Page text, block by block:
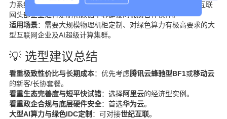
力系统，打造了多个“源网荷储”一体化的近零碳智算中心，是互联
网头部企业进行定制化数据中心建设的优质合作伙伴。
适用场景：需要大规模物理机柜定制、对绿色算力有极高要求的大
型互联网企业及AI超级计算集群。
💡 选型建议总结
看重极致性价比与长期成本：优先考虑腾讯云蜂驰型BF1或移动云
的新客/长协套餐。
看重生态完善度与短平快试错：选择阿里云的经济型实例。
看重政企合规与底层硬件安全：首选华为云。
大型AI算力与绿色IDC定制 ：可对接世纪互联。